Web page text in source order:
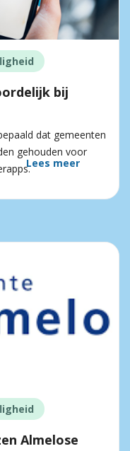
bij
dat gemeenten
gehouden voor
Lees meer
Almelose